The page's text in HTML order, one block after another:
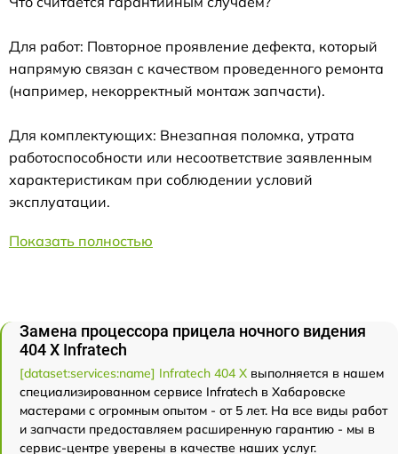
Для работ: Повторное проявление дефекта, который
напрямую связан с качеством проведенного ремонта
(например, некорректный монтаж запчасти).
Для комплектующих: Внезапная поломка, утрата
работоспособности или несоответствие заявленным
характеристикам при соблюдении условий
эксплуатации.
Показать полностью
Замена процессора прицела ночного видения
404 Х Infratech
[dataset:services:name] Infratech 404 Х выполняется в нашем
специализированном сервисе Infratech в Хабаровске
мастерами с огромным опытом - от 5 лет. На все виды работ
и запчасти предоставляем расширенную гарантию - мы в
сервис-центре уверены в качестве наших услуг.